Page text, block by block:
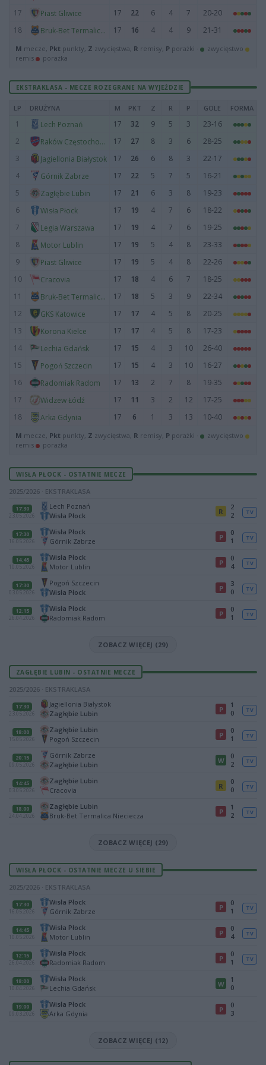
17
Piast Gliwice 17 22 6 4 7
20-20
18
Bruk-Bet Termalica Nieciecza 17 16 4 4 9 21-31
M mecze, Pkt punkty, Z zwycięstwa, R remisy, P porażki ·
zwycięstwo
remis
porażka
EKSTRAKLASA - MECZE ROZEGRANE NA WYJEŹDZIE
LP DRUŻYNA M PKT Z R P GOLE FORMA
1 Lech Poznań 17 32 9 5 3
23-16
2
Raków Częstochowa 17 27 8 3 6
28-25
3
Jagiellonia Białystok 17 26 6 8 3
22-17
4
Górnik Zabrze 17 22 5 7 5
16-21
5
Zagłębie Lubin 17 21 6 3 8
19-23
6
Wisła Płock 17 19 4 7 6
18-22
7
Legia Warszawa 17 19 4 7 6
19-25
8
Motor Lublin 17 19 5 4 8
23-33
9
Piast Gliwice 17 19 5 4 8
22-26
10
Cracovia 17 18 4 6 7
18-25
11
Bruk-Bet Termalica Nieciecza 17 18 5 3 9
22-34
12
GKS Katowice 17 17 4 5 8
20-25
13
Korona Kielce 17 17 4 5 8
17-23
14
Lechia Gdańsk 17 15 4 3 10
26-40
15
Pogoń Szczecin 17 15 4 3 10
16-27
16
Radomiak Radom 17 13 2 7 8
19-35
17
Widzew Łódź 17 11 3 2 12
17-25
18
Arka Gdynia 17 6 1 3 13 10-40
M mecze, Pkt punkty, Z zwycięstwa, R remisy, P porażki ·
zwycięstwo
remis
porażka
WISŁA PŁOCK - OSTATNIE MECZE
2025/2026 · EKSTRAKLASA
17:30
23.05.2026
Lech Poznań
Wisła Płock
R
2
2
TV
17:30
16.05.2026
Wisła Płock
Górnik Zabrze
P
0
1
TV
14:45
10.05.2026
Wisła Płock
Motor Lublin
P
0
4
TV
17:30
03.05.2026
Pogoń Szczecin
Wisła Płock
P
3
0
TV
12:15
26.04.2026
Wisła Płock
Radomiak Radom
P
0
1
TV
ZOBACZ WIĘCEJ (29)
ZAGŁĘBIE LUBIN - OSTATNIE MECZE
2025/2026 · EKSTRAKLASA
17:30
23.05.2026
Jagiellonia Białystok
Zagłębie Lubin
P
1
0
TV
18:00
15.05.2026
Zagłębie Lubin
Pogoń Szczecin
P
0
1
TV
20:15
09.05.2026
Górnik Zabrze
Zagłębie Lubin
W
0
2
TV
14:45
03.05.2026
Zagłębie Lubin
Cracovia
R
0
0
TV
18:00
24.04.2026
Zagłębie Lubin
Bruk-Bet Termalica Nieciecza
P
1
2
TV
ZOBACZ WIĘCEJ (29)
WISŁA PŁOCK - OSTATNIE MECZE U SIEBIE
2025/2026 · EKSTRAKLASA
17:30
16.05.2026
Wisła Płock
Górnik Zabrze
P
0
1
TV
14:45
10.05.2026
Wisła Płock
Motor Lublin
P
0
4
TV
12:15
26.04.2026
Wisła Płock
Radomiak Radom
P
0
1
TV
18:00
10.04.2026
Wisła Płock
Lechia Gdańsk
W
1
0
19:00
09.03.2026
Wisła Płock
Arka Gdynia
P
0
3
ZOBACZ WIĘCEJ (12)